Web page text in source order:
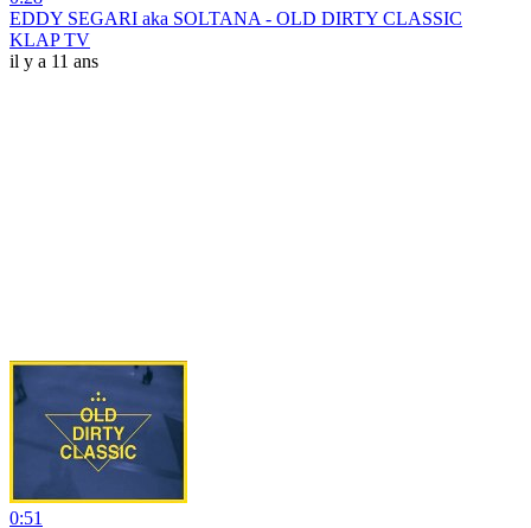
EDDY SEGARI aka SOLTANA - OLD DIRTY CLASSIC
KLAP TV
il y a 11 ans
0:51